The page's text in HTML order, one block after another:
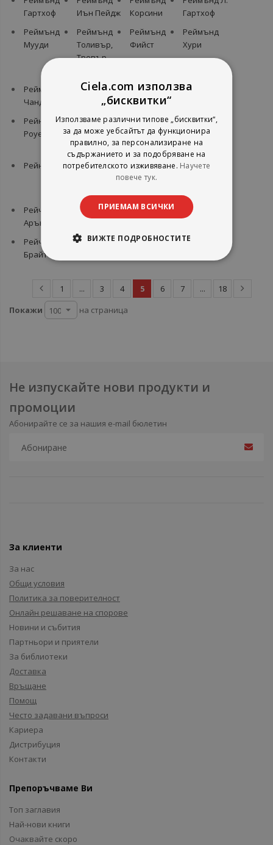
Гартхоф
Иън Пейдж
Корсини
Гартхоф
Реймънд
Мууди
Реймънд
Толивър,
Тревър
Реймънд
Фийст
Реймънд
Хури
Реймънд
Чандлър
Рейн Мичъл Рейна
Телгъмайър
Рейналдо
Рейнбоу
Роуел
Рейнилдис
ван
Дицхьойзен
Рейнолд
Ебертин
Рейнълд
Никълсън
Рейнър Уин Рейф
Рейчъл
Абът
Рейчъл
Рейчъл
Арън
Рейчъл
Рейчъл
Рейчъл
Рейчъл
Брайт
Рейчъл
Рейчъл
Рейчъл
1 ... 3 4 5 6 7 ...
18
Покажи
на страница
Не изпускайте нови продукти и
промоции
Абонирайте се за нашия e-mail бюлетин
За клиенти
За нас
Общи условия
Политика за поверителност
Онлайн решаване на спорове
Новини и събития
Партньори и приятели
За библиотеки
Доставка
Връщане
Помощ
Често задавани въпроси
Кариера
Дистрибуция
Контакти
Препоръчваме Ви
Топ заглавия
Най-нови книги
Очаквайте скоро
Ciela.com използва
„бисквитки“
Използваме различни типове „бисквитки“,
за да може уебсайтът да функционира
правилно, за персонализиране на
съдържанието и за подобряване на
потребителското изживяване. Научете
повече тук.
ПРИЕМАМ ВСИЧКИ
ВИЖТЕ ПОДРОБНОСТИТЕ